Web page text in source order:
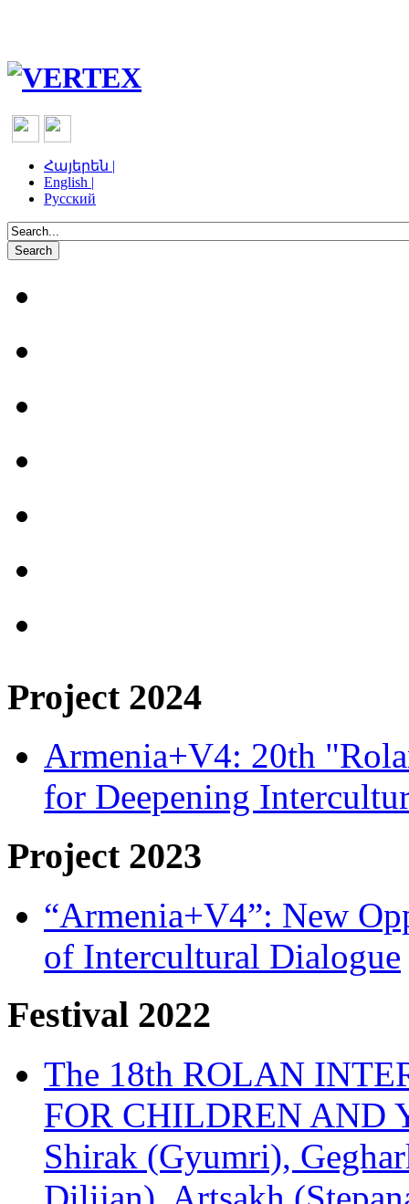
Հայերեն |
English |
Русский
Project 2024
Armenia+V4: 20th
for Deepening
Project 2023
“Armenia+V4”: New
of Intercultural Dialogue
Festival 2022
The 18th ROLAN
FOR CHILDREN AND
Shirak (Gyumri),